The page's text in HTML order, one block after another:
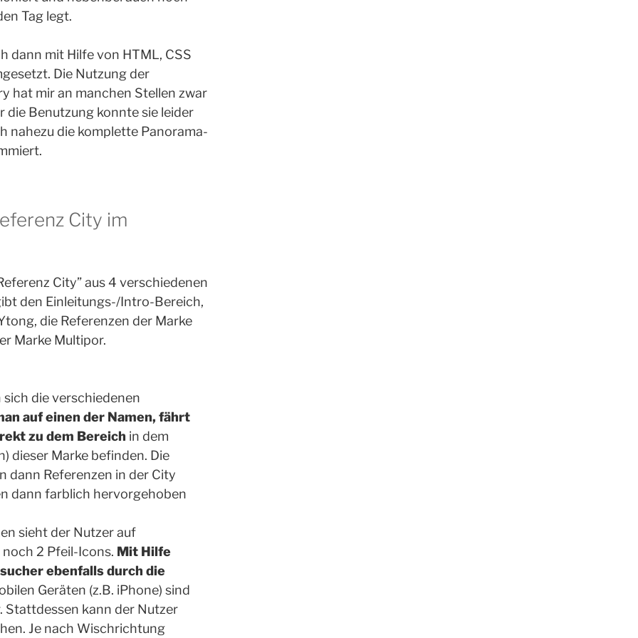
Tag legt.
dann mit Hilfe von HTML, CSS
Die Nutzung der
hat mir an manchen Stellen zwar
die Benutzung konnte sie leider
nahezu die komplette Panorama-
City im
City” aus 4 verschiedenen
den Einleitungs-/Intro-Bereich,
die Referenzen der Marke
Marke Multipor.
die verschiedenen
auf einen der Namen, fährt
zu dem Bereich in dem
dieser Marke befinden. Die
dann Referenzen in der City
dann farblich hervorgehoben
sieht der Nutzer auf
2 Pfeil-Icons. Mit Hilfe
ebenfalls durch die
Geräten (z.B. iPhone) sind
Stattdessen kann der Nutzer
Je nach Wischrichtung